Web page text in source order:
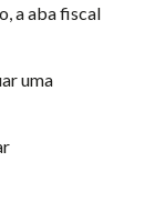
a aba fiscal
uma